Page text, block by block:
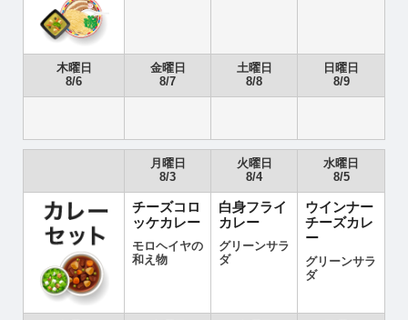
木曜日
8/6
金曜日
8/7
土曜日
8/8
日曜日
8/9
月曜日
8/3
火曜日
8/4
水曜日
8/5
チーズコロ
ッケカレー
モロヘイヤの
和え物
白身フライ
カレー
グリーンサラ
ダ
ウインナー
チーズカレ
ー
グリーンサラ
ダ